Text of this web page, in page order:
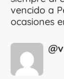
vencido a
ocasiones